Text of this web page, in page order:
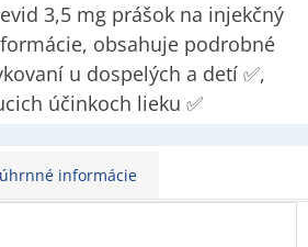
3,5 mg prášok na injekčný
obsahuje podrobné
u dospelých a detí ✅,
účinkoch lieku ✅
informácie